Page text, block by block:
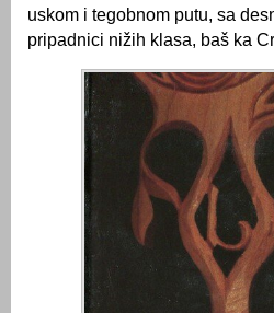
uskom i tegobnom putu, sa
pripadnici nižih klasa, baš ka